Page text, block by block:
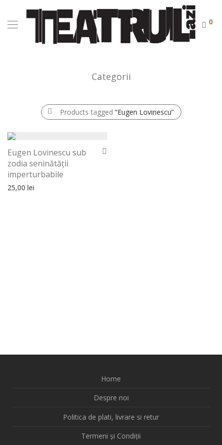
0
Categorii
Products tagged “Eugen Lovinescu”
Eugen Lovinescu sub
zodia seninătății
imperturbabile
25,00 lei
Home
Despre noi
Politica de plati, livrare si retur
Termeni și Condiții